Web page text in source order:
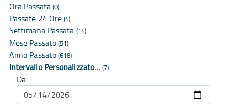
Ora Passata (0)
Passate 24 Ore (4)
Settimana Passata (14)
Mese Passato (51)
Anno Passato (618)
Intervallo Personalizzato… (7)
Da